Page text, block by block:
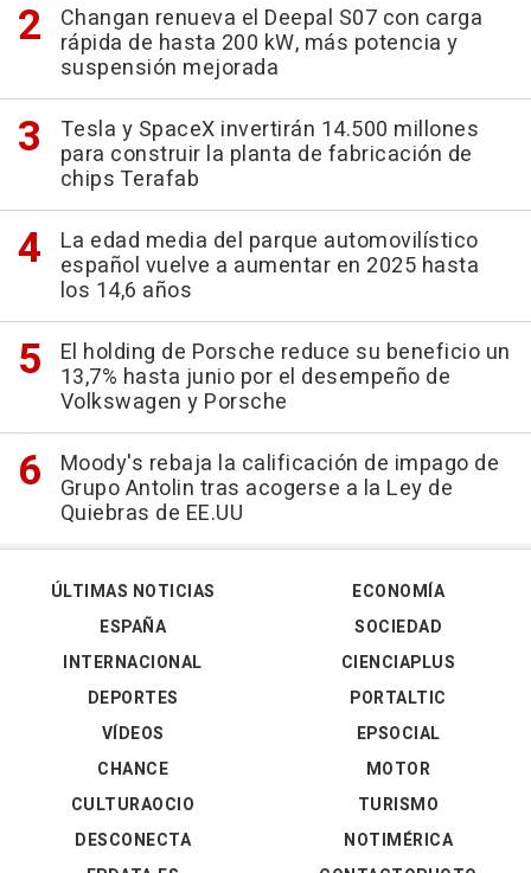
Changan renueva el Deepal S07 con carga
rápida de hasta 200 kW, más potencia y
suspensión mejorada
Tesla y SpaceX invertirán 14.500 millones
para construir la planta de fabricación de
chips Terafab
La edad media del parque automovilístico
español vuelve a aumentar en 2025 hasta
los 14,6 años
El holding de Porsche reduce su beneficio un
13,7% hasta junio por el desempeño de
Volkswagen y Porsche
Moody's rebaja la calificación de impago de
Grupo Antolin tras acogerse a la Ley de
Quiebras de EE.UU
ÚLTIMAS NOTICIAS
ESPAÑA
INTERNACIONAL
DEPORTES
VÍDEOS
ECONOMÍA
SOCIEDAD
CIENCIAPLUS
PORTALTIC
EPSOCIAL
CHANCE
CULTURAOCIO
DESCONECTA
MOTOR
TURISMO
NOTIMÉRICA